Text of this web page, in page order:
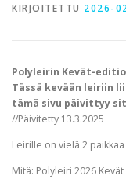
KIRJOITETTU 2026-
Polyleirin Kevät-
Tässä kevään leiriin
tämä sivu päivittyy
//Päivitetty 13.3.2025
Leirille on vielä 2
Mitä: Polyleiri 2026